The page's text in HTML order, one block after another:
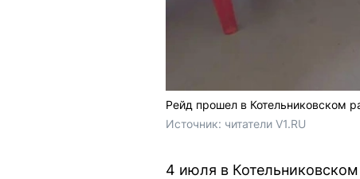
Рейд прошел в Котельниковском
Источник: читатели V1.RU
4 июля в